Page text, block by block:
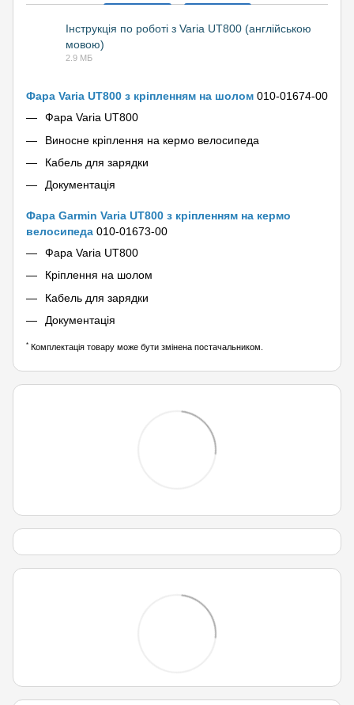
Інструкція по роботі з Varia UT800 (англійською
мовою)
2.9 МБ
Фара Varia UT800 з кріпленням на шолом 010-01674-00
Фара Varia UT800
Виносне кріплення на кермо велосипеда
Кабель для зарядки
Документація
Фара Garmin Varia UT800 з кріпленням на кермо
велосипеда 010-01673-00
Фара Varia UT800
Кріплення на шолом
Кабель для зарядки
Документація
* Комплектація товару може бути змінена постачальником.